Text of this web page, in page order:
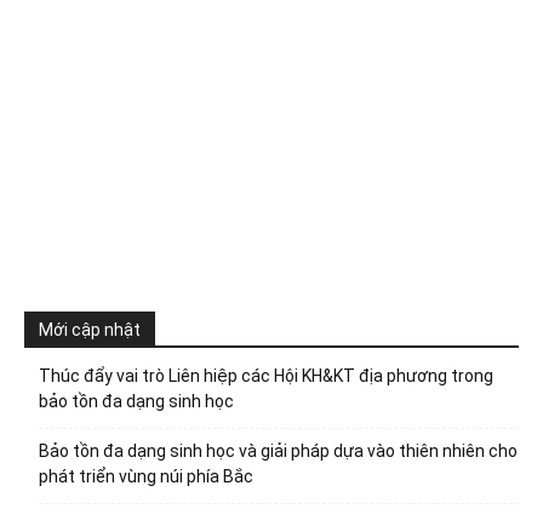
Mới cập nhật
Thúc đẩy vai trò Liên hiệp các Hội KH&KT địa phương trong
bảo tồn đa dạng sinh học
Bảo tồn đa dạng sinh học và giải pháp dựa vào thiên nhiên cho
phát triển vùng núi phía Bắc